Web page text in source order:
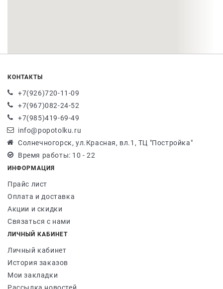
КОНТАКТЫ
+7(926)720-11-09
+7(967)082-24-52
+7(985)419-69-49
info@popotolku.ru
Солнечногорск, ул.Красная, вл.1, ТЦ "Постройка"
Время работы: 10 - 22
ИНФОРМАЦИЯ
Прайс лист
Оплата и доставка
Акции и скидки
Связаться с нами
ЛИЧНЫЙ КАБИНЕТ
Личный кабинет
История заказов
Мои закладки